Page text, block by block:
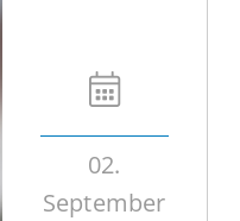
02.
September